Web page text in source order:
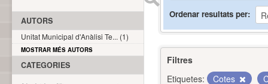
Ordenar resultats per
Filtres
Etiquetes:
Cotes
AUTORS
Unitat Municipal d'Anàlisi Te... (1)
MOSTRAR MÉS AUTORS
CATEGORIES